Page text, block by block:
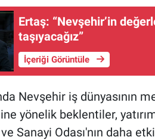
Ertaş: “Nevşehir’in
taşıyacağız”
İçeriği Görüntüle
Nevşehir iş dünyasının
yönelik beklentiler,
Sanayi Odası'nın daha